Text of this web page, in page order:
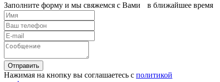
Заполните форму и мы свяжемся с Вами в ближайшее время
Отправить
Нажимая на кнопку вы соглашаетесь с политикой